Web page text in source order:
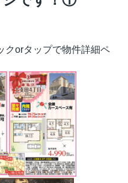
クorタップで物件詳細ペ